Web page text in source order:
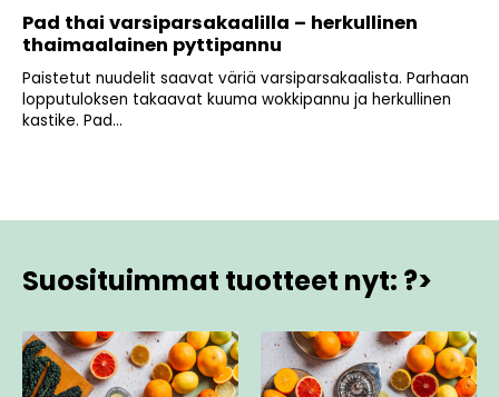
Pad thai varsiparsakaalilla – herkullinen
thaimaalainen pyttipannu
Paistetut nuudelit saavat väriä varsiparsakaalista. Parhaan
lopputuloksen takaavat kuuma wokkipannu ja herkullinen
kastike. Pad...
Suosituimmat tuotteet nyt: ?>